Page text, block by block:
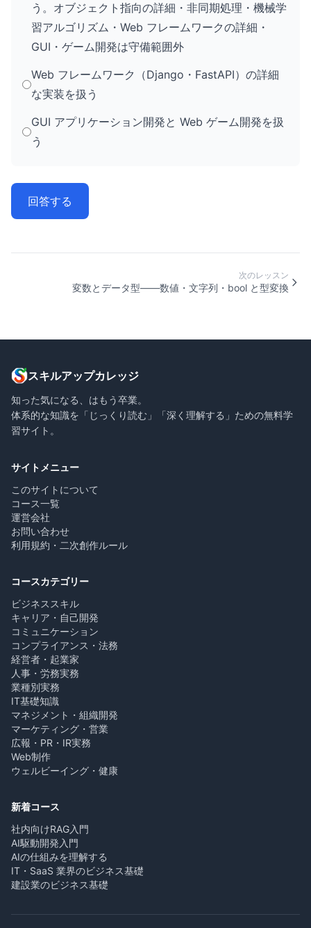
う。オブジェクト指向の詳細・非同期処理・機械学
習アルゴリズム・Web フレームワークの詳細・
GUI・ゲーム開発は守備範囲外
Web フレームワーク（Django・FastAPI）の詳細
な実装を扱う
GUI アプリケーション開発と Web ゲーム開発を扱
う
回答する
次のレッスン
変数とデータ型——数値・文字列・bool と型変換
スキルアップカレッジ
知った気になる、はもう卒業。
体系的な知識を「じっくり読む」「深く理解する」ための無料学
習サイト。
サイトメニュー
このサイトについて
コース一覧
運営会社
お問い合わせ
利用規約・二次創作ルール
コースカテゴリー
ビジネススキル
キャリア・自己開発
コミュニケーション
コンプライアンス・法務
経営者・起業家
人事・労務実務
業種別実務
IT基礎知識
マネジメント・組織開発
マーケティング・営業
広報・PR・IR実務
Web制作
ウェルビーイング・健康
新着コース
社内向けRAG入門
AI駆動開発入門
AIの仕組みを理解する
IT・SaaS 業界のビジネス基礎
建設業のビジネス基礎